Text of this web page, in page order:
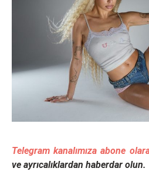
Telegram kanalımıza abone
ve ayrıcalıklardan haberdar olun.